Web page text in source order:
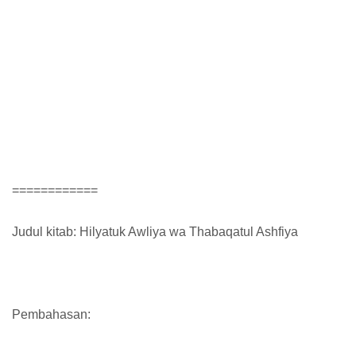
============
Judul kitab: Hilyatuk Awliya wa Thabaqatul Ashfiya
Pembahasan: